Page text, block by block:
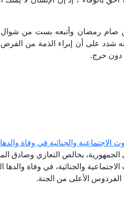
صام رمضان وأتبعه بست من
شدد على أن إبراء الذمة من
دون حرج.
والجنائية في وفاة
بخالص التعازي وصادق
والجنائية، في وفاة والدها
الأعلى من الجنة.